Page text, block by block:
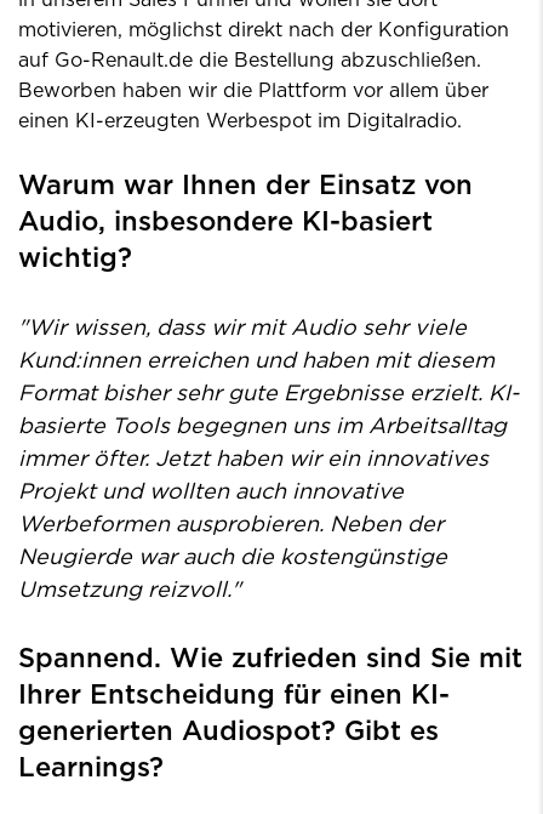
motivieren, möglichst direkt nach der Konfiguration
auf Go-Renault.de die Bestellung abzuschließen.
Beworben haben wir die Plattform vor allem über
einen KI-erzeugten Werbespot im Digitalradio.
Warum war Ihnen der Einsatz von
Audio, insbesondere KI-basiert
wichtig?
"Wir wissen, dass wir mit Audio sehr viele
Kund:innen erreichen und haben mit diesem
Format bisher sehr gute Ergebnisse erzielt. KI-
basierte Tools begegnen uns im Arbeitsalltag
immer öfter. Jetzt haben wir ein innovatives
Projekt und wollten auch innovative
Werbeformen ausprobieren. Neben der
Neugierde war auch die kostengünstige
Umsetzung reizvoll."
Spannend. Wie zufrieden sind Sie mit
Ihrer Entscheidung für einen KI-
generierten Audiospot? Gibt es
Learnings?